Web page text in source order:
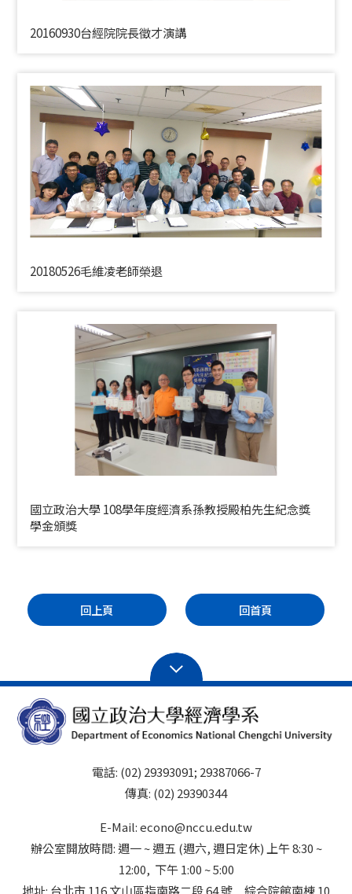
20160930台經院院長徵才演講
20180526毛維凌老師榮退
國立政治大學 108學年度經濟系孫教授殿柏先生紀念獎
學金頒獎
回上頁 回首頁
電話: (02) 29393091; 29387066-7
傳真: (02) 29390344
E-Mail: econo@nccu.edu.tw
辦公室開放時間: 週一 ~ 週五 (週六, 週日定休) 上午 8:30 ~
12:00, 下午 1:00 ~ 5:00
地址: 台北市 116 文山區指南路二段 64 號 綜合院館南棟 10